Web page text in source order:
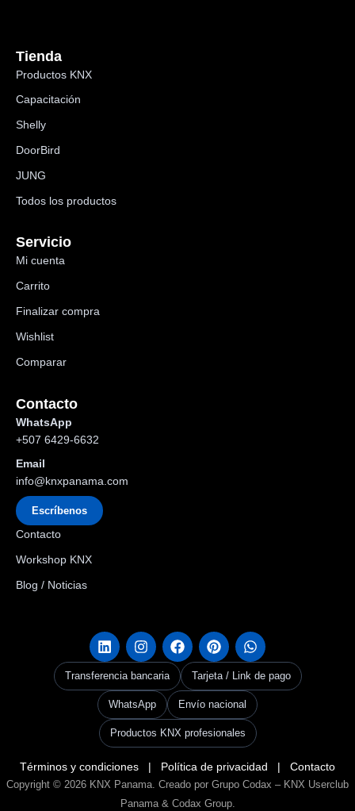
Tienda
Productos KNX
Capacitación
Shelly
DoorBird
JUNG
Todos los productos
Servicio
Mi cuenta
Carrito
Finalizar compra
Wishlist
Comparar
Contacto
WhatsApp
+507 6429-6632
Email
info@knxpanama.com
Escríbenos
Contacto
Workshop KNX
Blog / Noticias
Transferencia bancaria Tarjeta / Link de pago
WhatsApp Envío nacional
Productos KNX profesionales
Términos y condiciones | Política de privacidad | Contacto
Copyright © 2026 KNX Panama. Creado por Grupo Codax – KNX Userclub
Panama & Codax Group.